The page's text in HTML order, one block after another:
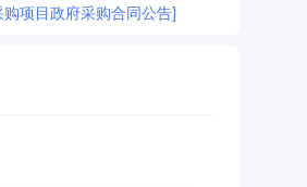
项目政府采购合同公告]